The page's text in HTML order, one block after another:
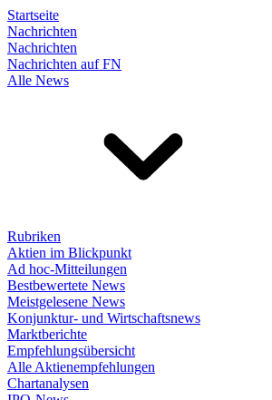
Startseite
Nachrichten
Nachrichten
Nachrichten auf FN
Alle News
Rubriken
Aktien im Blickpunkt
Ad hoc-Mitteilungen
Bestbewertete News
Meistgelesene News
Konjunktur- und Wirtschaftsnews
Marktberichte
Empfehlungsübersicht
Alle Aktienempfehlungen
Chartanalysen